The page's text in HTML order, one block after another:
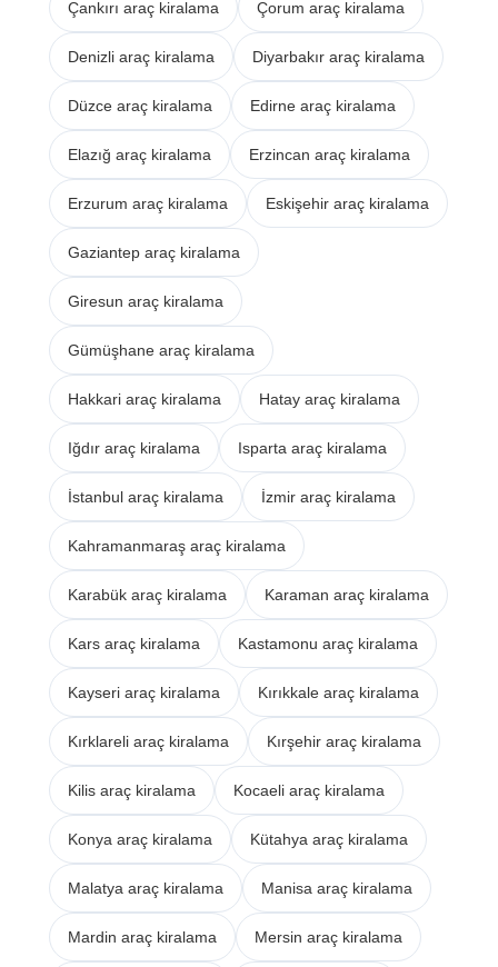
Çankırı araç kiralama Çorum araç kiralama
Denizli araç kiralama Diyarbakır araç kiralama
Düzce araç kiralama Edirne araç kiralama
Elazığ araç kiralama Erzincan araç kiralama
Erzurum araç kiralama Eskişehir araç kiralama
Gaziantep araç kiralama
Giresun araç kiralama
Gümüşhane araç kiralama
Hakkari araç kiralama Hatay araç kiralama
Iğdır araç kiralama Isparta araç kiralama
İstanbul araç kiralama İzmir araç kiralama
Kahramanmaraş araç kiralama
Karabük araç kiralama Karaman araç kiralama
Kars araç kiralama Kastamonu araç kiralama
Kayseri araç kiralama Kırıkkale araç kiralama
Kırklareli araç kiralama Kırşehir araç kiralama
Kilis araç kiralama Kocaeli araç kiralama
Konya araç kiralama Kütahya araç kiralama
Malatya araç kiralama Manisa araç kiralama
Mardin araç kiralama Mersin araç kiralama